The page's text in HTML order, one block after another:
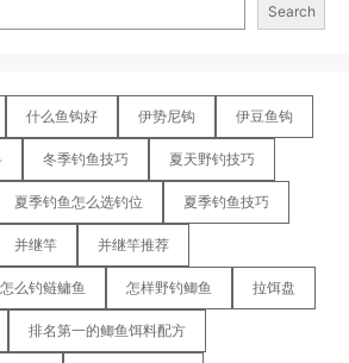
Search
什么鱼钩好 伊势尼钩 伊豆鱼钩
冬季钓鱼技巧 夏天野钓技巧
夏季钓鱼怎么选钓位 夏季钓鱼技巧
并继竿 并继竿推荐
怎么钓鲢鳙鱼 怎样野钓鲫鱼 拉饵盘
排名第一的鲫鱼饵料配方